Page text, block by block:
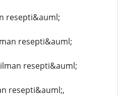
resepti&auml;
resepti&auml;
resepti&auml;
resepti&auml;,